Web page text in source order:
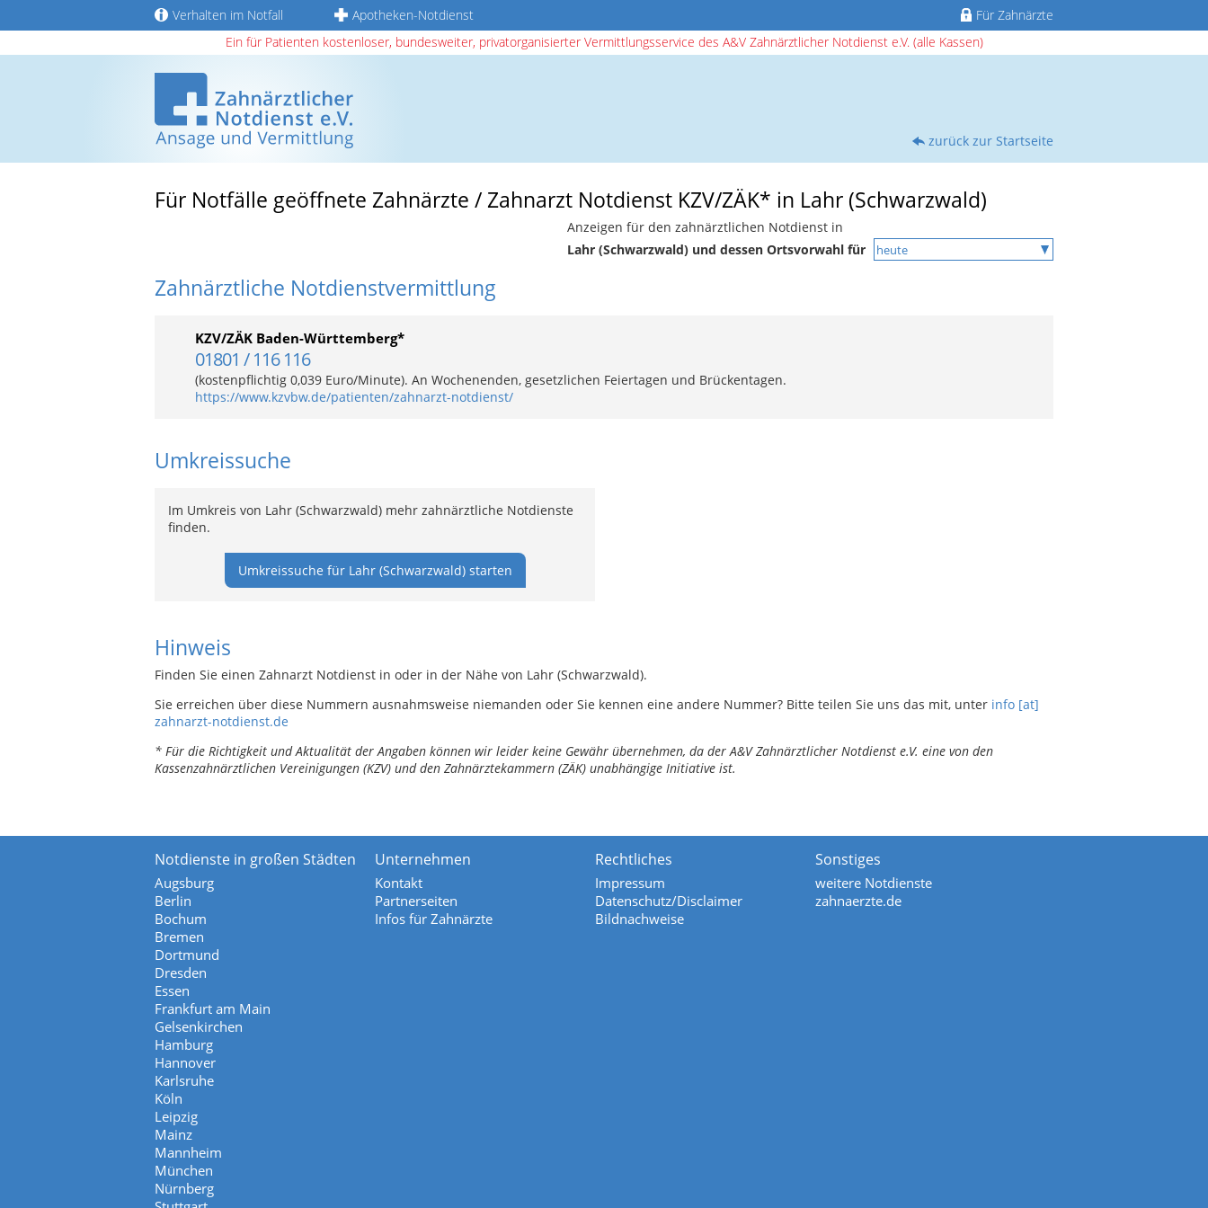
Verhalten im Notfall Apotheken-Notdienst
Für Zahnärzte
Ein für Patienten kostenloser, bundesweiter, privatorganisierter Vermittlungsservice des A&V Zahnärztlicher Notdienst e.V. (alle Kassen)
zurück zur Startseite
Für Notfälle geöffnete Zahnärzte / Zahnarzt Notdienst KZV/ZÄK* in Lahr (Schwarzwald)
Anzeigen für den zahnärztlichen Notdienst in
Lahr (Schwarzwald) und dessen Ortsvorwahl für
Zahnärztliche Notdienstvermittlung
KZV/ZÄK Baden-Württemberg*
01801 / 116 116
(kostenpflichtig 0,039 Euro/Minute). An Wochenenden, gesetzlichen Feiertagen und Brückentagen.
https://www.kzvbw.de/patienten/zahnarzt-notdienst/
Umkreissuche
Im Umkreis von Lahr (Schwarzwald) mehr zahnärztliche Notdienste
finden.
Umkreissuche für Lahr (Schwarzwald) starten
Hinweis
Finden Sie einen Zahnarzt Notdienst in oder in der Nähe von Lahr (Schwarzwald).
Sie erreichen über diese Nummern ausnahmsweise niemanden oder Sie kennen eine andere Nummer? Bitte teilen Sie uns das mit, unter info [at]
zahnarzt-notdienst.de
* Für die Richtigkeit und Aktualität der Angaben können wir leider keine Gewähr übernehmen, da der A&V Zahnärztlicher Notdienst e.V. eine von den
Kassenzahnärztlichen Vereinigungen (KZV) und den Zahnärztekammern (ZÄK) unabhängige Initiative ist.
Notdienste in großen Städten
Augsburg
Berlin
Bochum
Bremen
Dortmund
Dresden
Essen
Frankfurt am Main
Gelsenkirchen
Hamburg
Hannover
Karlsruhe
Köln
Leipzig
Mainz
Mannheim
München
Nürnberg
Unternehmen
Kontakt
Partnerseiten
Infos für Zahnärzte
Rechtliches
Impressum
Datenschutz/Disclaimer
Bildnachweise
Sonstiges
weitere Notdienste
zahnaerzte.de